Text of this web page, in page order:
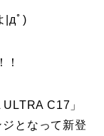
|дﾟ)
C17」
となって新登